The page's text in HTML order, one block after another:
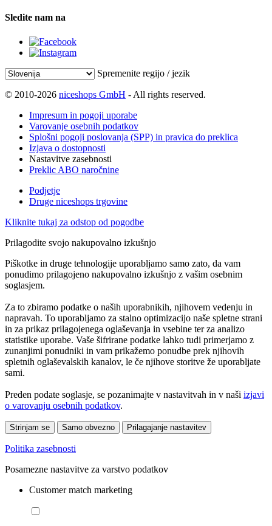
Sledite nam na
Spremenite regijo / jezik
© 2010-2026 niceshops GmbH - All rights reserved.
Impresum in pogoji uporabe
Varovanje osebnih podatkov
Splošni pogoji poslovanja (SPP) in pravica do preklica
Izjava o dostopnosti
Nastavitve zasebnosti
Preklic ABO naročnine
Podjetje
Druge niceshops trgovine
Kliknite tukaj za odstop od pogodbe
Prilagodite svojo nakupovalno izkušnjo
Piškotke in druge tehnologije uporabljamo samo zato, da vam
ponudimo prilagojeno nakupovalno izkušnjo z vašim osebnim
soglasjem.
Za to zbiramo podatke o naših uporabnikih, njihovem vedenju in
napravah. To uporabljamo za stalno optimizacijo naše spletne strani
in za prikaz prilagojenega oglaševanja in vsebine ter za analizo
statistike uporabe. Vaše šifrirane podatke lahko tudi primerjamo z
zunanjimi ponudniki in vam prikažemo ponudbe prek njihovih
spletnih oglaševalskih kanalov, le če njihove storitve že uporabljate
sami.
Preden podate soglasje, se pozanimajte v nastavitvah in v naši izjavi
o varovanju osebnih podatkov.
Strinjam se Samo obvezno Prilagajanje nastavitev
Politika zasebnosti
Posamezne nastavitve za varstvo podatkov
Customer match marketing